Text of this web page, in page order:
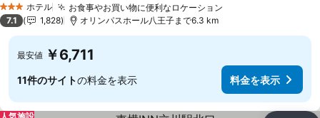
3 ホテルのランク
ホテル お食事やお買い物に便利なロケーション
7.1 1,828 オリンパスホール八王子まで6.3 km
最安値 ￥6,711
11件のサイトの料金を表示 料金を表示